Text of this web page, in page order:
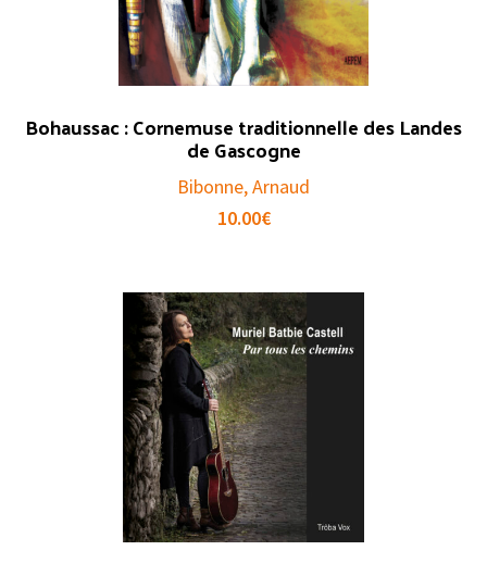
Bohaussac : Cornemuse traditionnelle des Landes
de Gascogne
Bibonne, Arnaud
10.00€